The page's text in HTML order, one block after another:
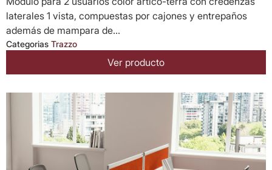
laterales 1 vista, compuestas por cajones y entrepaños
además de mampara de...
Categorias Trazzo
Ver producto